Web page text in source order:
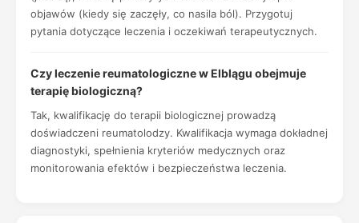
objawów (kiedy się zaczęły, co nasila ból). Przygotuj
pytania dotyczące leczenia i oczekiwań terapeutycznych.
Czy leczenie reumatologiczne w Elblągu obejmuje
terapię biologiczną?
Tak, kwalifikację do terapii biologicznej prowadzą
doświadczeni reumatolodzy. Kwalifikacja wymaga dokładnej
diagnostyki, spełnienia kryteriów medycznych oraz
monitorowania efektów i bezpieczeństwa leczenia.